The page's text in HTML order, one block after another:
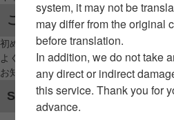
ご利用案内
初めてのお客様へ
よくあるご質問 / お問い合わせ
お知らせ
SNSアカウント
system, it may not be
may differ from the original
before translation.
In addition, we do not take
any direct or indirect
this service. Thank you for
advance.